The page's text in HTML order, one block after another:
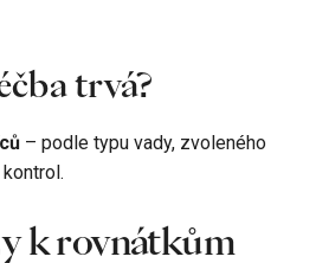
trvá?
– podle typu vady, zvoleného
k rovnátkům